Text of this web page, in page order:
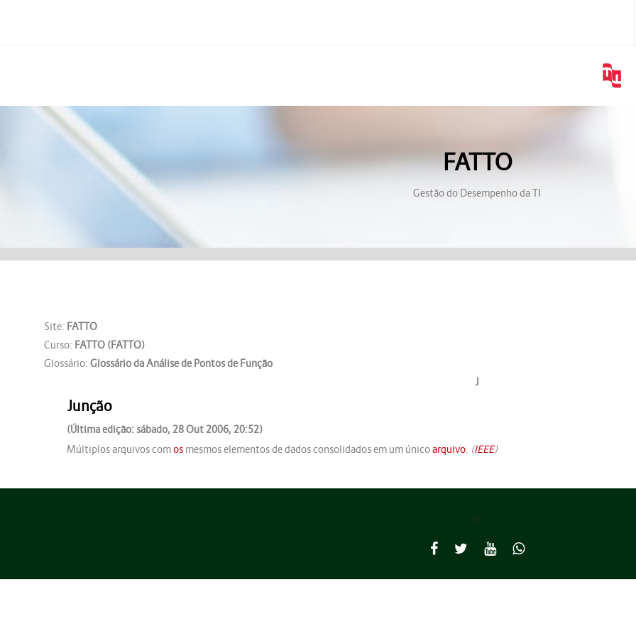
FATTO
Gestão do Desempenho da TI
Site: FATTO
Curso: FATTO (FATTO)
Glossário: Glossário da Análise de Pontos de Função
J
Junção
(Última edição: sábado, 28 Out 2006, 20:52)
Múltiplos arquivos comosmesmos elementos de dados consolidados em um únicoarquivo. (IEEE)